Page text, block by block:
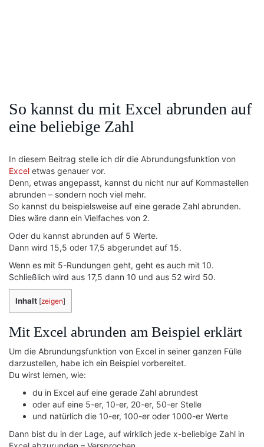
So kannst du mit Excel abrunden auf
eine beliebige Zahl
In diesem Beitrag stelle ich dir die Abrundungsfunktion von
Excel etwas genauer vor.
Denn, etwas angepasst, kannst du nicht nur auf Kommastellen
abrunden – sondern noch viel mehr.
So kannst du beispielsweise auf eine gerade Zahl abrunden.
Dies wäre dann ein Vielfaches von 2.
Oder du kannst abrunden auf 5 Werte.
Dann wird 15,5 oder 17,5 abgerundet auf 15.
Wenn es mit 5-Rundungen geht, geht es auch mit 10.
Schließlich wird aus 17,5 dann 10 und aus 52 wird 50.
Inhalt [zeigen]
Mit Excel abrunden am Beispiel erklärt
Um die Abrundungsfunktion von Excel in seiner ganzen Fülle
darzustellen, habe ich ein Beispiel vorbereitet.
Du wirst lernen, wie:
du in Excel auf eine gerade Zahl abrundest
oder auf eine 5-er, 10-er, 20-er, 50-er Stelle
und natürlich die 10-er, 100-er oder 1000-er Werte
Dann bist du in der Lage, auf wirklich jede x-beliebige Zahl in